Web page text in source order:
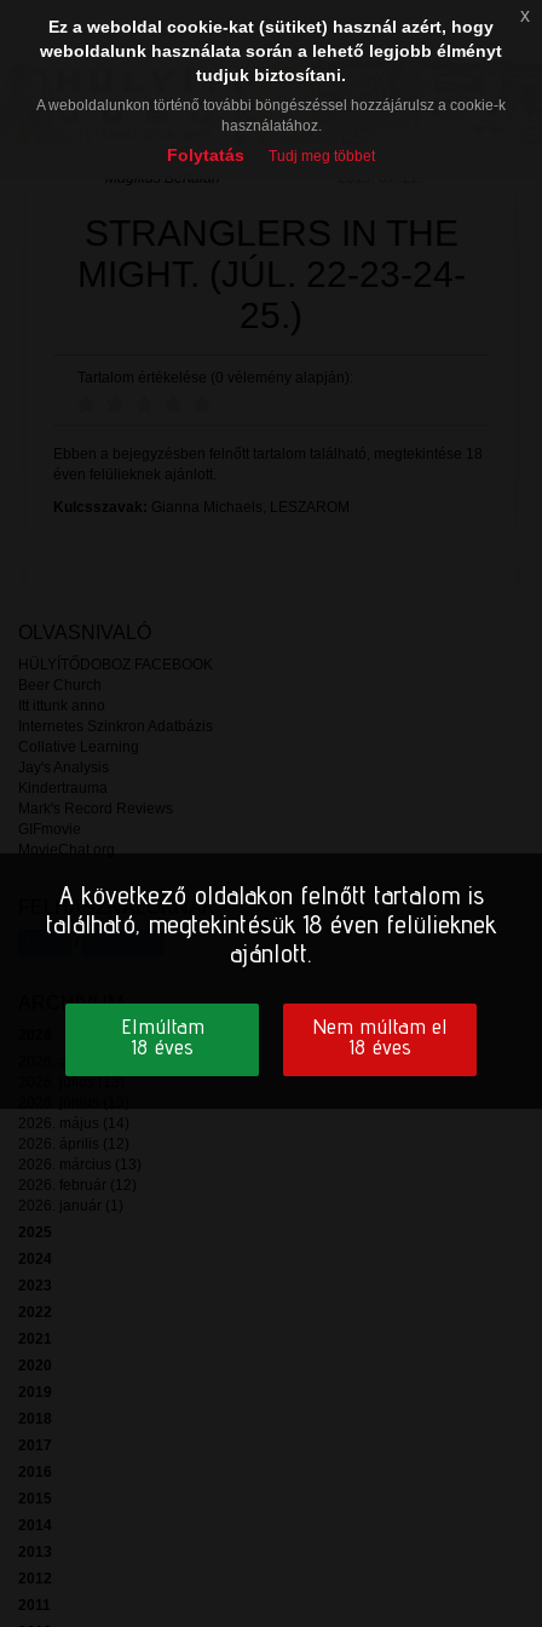
STRANGLERS IN THE
MIGHT. (JÚL. 22-23-24-
25.)
Tartalom értékelése (0 vélemény alapján):
Ebben a bejegyzésben felnőtt tartalom található, megtekintése 18
éven felülieknek ajánlott.
Kulcsszavak:
Gianna Michaels LESZAROM
OLVASNIVALÓ
HÜLYÍTŐDOBOZ FACEBOOK
Beer Church
Itt ittunk anno
Internetes Szinkron Adatbázis
Collative Learning
Jay's Analysis
Kindertrauma
Mark's Record Reviews
GIFmovie
MovieChat.org
FELHASZNÁLÓKNAK
ARCHÍVUM
2026. május (14)
2026. április (12)
2026. március (13)
2026. február (12)
2026. január (1)
2025
2024
2023
2022
2021
2020
2019
2018
2017
2016
2015
2014
2013
2012
2011
A következő oldalakon felnőtt tartalom is
található, megtekintésük 18 éven felülieknek
ajánlott.
Elmúltam
18 éves
Nem múltam el
18 éves
Ez a weboldal cookie-kat (sütiket) használ azért, hogy
weboldalunk használata során a lehető legjobb élményt
tudjuk biztosítani.
A weboldalunkon történő további böngészéssel hozzájárulsz a cookie-k
használatához.
Folytatás Tudj meg többet
x